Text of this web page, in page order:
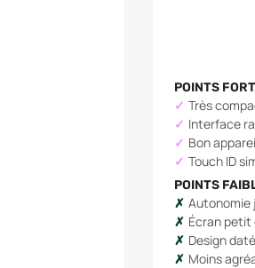
POINTS
Très
Interface
Bon
Touch ID
POINTS
Autonomie
Écran petit
Design
Moins